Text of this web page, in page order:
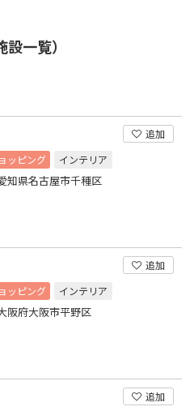
一覧）
追加
ッピング
インテリア
知県名古屋市千種区
追加
ッピング
インテリア
阪府大阪市平野区
追加